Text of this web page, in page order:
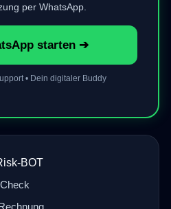
per WhatsApp.
starten ➔
• Dein digitaler Buddy
BOT